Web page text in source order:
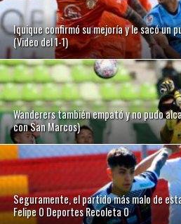
Iquique confirmó su mejoría y le sacó un
(Video del 1-1)
Wanderers también empató y no pudo
con San Marcos)
Seguramente, el partido más malo de
Felipe 0 Deportes Recoleta 0